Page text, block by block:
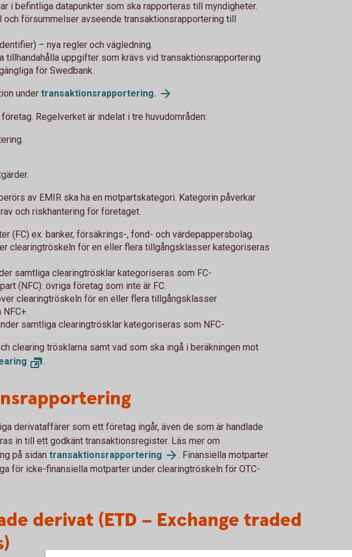
i befintliga datapunkter som ska rapporteras till myndigheter.
och försummelser avseende transaktionsrapportering till
– nya regler och vägledning.
tillhandahålla uppgifter som krävs vid transaktionsrapportering
för Swedbank.
under transaktionsrapportering.
Regelverket är indelat i tre huvudområden:
av EMIR ska ha en motpartskategori. Kategorin påverkar
och riskhantering för företaget.
(FC) ex. banker, försäkrings-, fond- och värdepappersbolag.
clearingtröskeln för en eller flera tillgångsklasser kategoriseras
samtliga clearingtrösklar kategoriseras som FC-
(NFC): övriga företag som inte är FC.
clearingtröskeln för en eller flera tillgångsklasser
samtliga clearingtrösklar kategoriseras som NFC-
clearing trösklarna samt vad som ska ingå i beräkningen mot
.
derivataffärer som ett företag ingår, även de som är handlade
in till ett godkänt transaktionsregister. Läs mer om
på sidan transaktionsrapportering
. Finansiella motparter
för icke-finansiella motparter under clearingtröskeln för OTC-
derivat (ETD – Exchange traded